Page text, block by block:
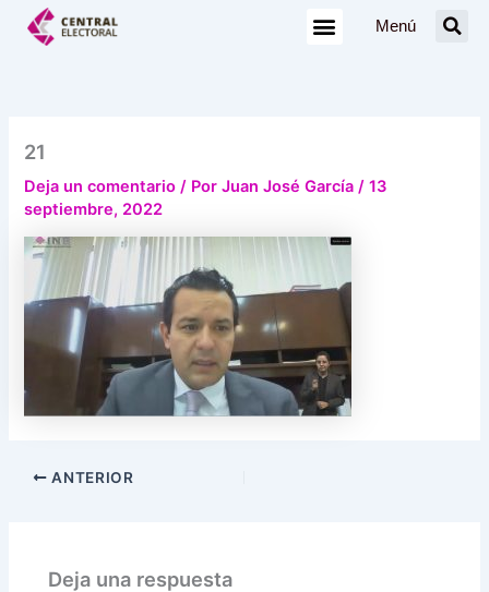
Menú
21
Deja un comentario / PorJuan José García/13
septiembre, 2022
ANTERIOR
Deja una respuesta